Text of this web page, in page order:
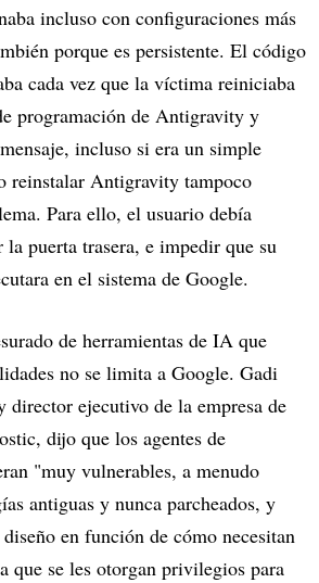
incluso con configuraciones más
porque es persistente. El código
cada vez que la víctima reiniciaba
programación de Antigravity y
incluso si era un simple
reinstalar Antigravity tampoco
Para ello, el usuario debía
puerta trasera, e impedir que su
en el sistema de Google.
de herramientas de IA que
no se limita a Google. Gadi
director ejecutivo de la empresa de
dijo que los agentes de
"muy vulnerables, a menudo
antiguas y nunca parcheados, y
en función de cómo necesitan
que se les otorgan privilegios para